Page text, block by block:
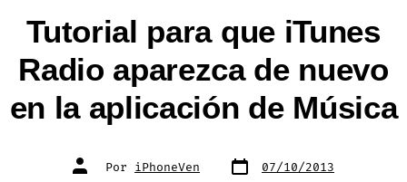
Tutorial para que iTunes
Radio aparezca de nuevo
en la aplicación de Música
Autor
de Por iPhoneVen Fecha
de 07/10/2013